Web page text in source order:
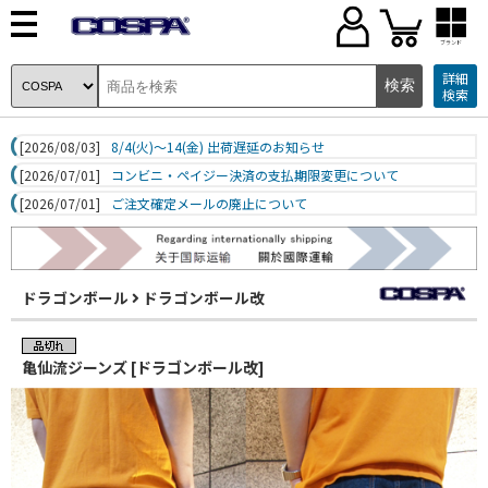
ブランド
詳細
検索
[2026/08/03]
8/4(火)～14(金) 出荷遅延のお知らせ
[2026/07/01]
コンビニ・ペイジー決済の支払期限変更について
[2026/07/01]
ご注文確定メールの廃止について
ドラゴンボール ドラゴンボール改
亀仙流ジーンズ [ドラゴンボール改]